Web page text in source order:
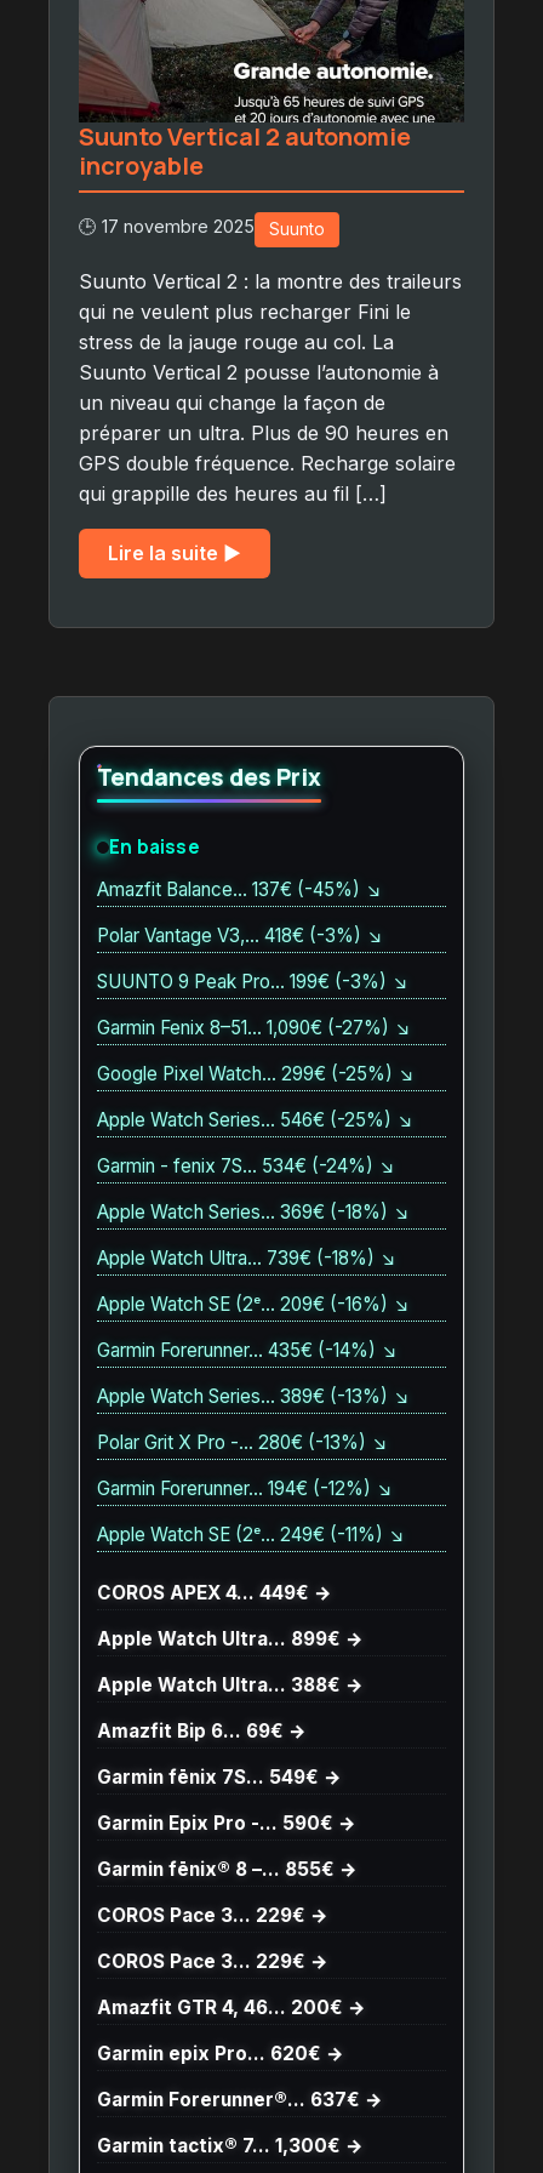
Suunto Vertical 2 autonomie
incroyable
🕒 17 novembre 2025 Suunto
Suunto Vertical 2 : la montre des traileurs
qui ne veulent plus recharger Fini le
stress de la jauge rouge au col. La
Suunto Vertical 2 pousse l’autonomie à
un niveau qui change la façon de
préparer un ultra. Plus de 90 heures en
GPS double fréquence. Recharge solaire
qui grappille des heures au fil […]
Lire la suite ▶︎
Tendances des Prix
En baisse
Amazfit Balance… 137€ (-45%) ↘
Polar Vantage V3,… 418€ (-3%) ↘
SUUNTO 9 Peak Pro… 199€ (-3%) ↘
Garmin Fenix 8–51… 1,090€ (-27%) ↘
Google Pixel Watch… 299€ (-25%) ↘
Apple Watch Series… 546€ (-25%) ↘
Garmin - fenix 7S… 534€ (-24%) ↘
Apple Watch Series… 369€ (-18%) ↘
Apple Watch Ultra… 739€ (-18%) ↘
Apple Watch SE (2ᵉ… 209€ (-16%) ↘
Garmin Forerunner… 435€ (-14%) ↘
Apple Watch Series… 389€ (-13%) ↘
Polar Grit X Pro -… 280€ (-13%) ↘
Garmin Forerunner… 194€ (-12%) ↘
Apple Watch SE (2ᵉ… 249€ (-11%) ↘
COROS APEX 4… 449€ →
Apple Watch Ultra… 899€ →
Apple Watch Ultra… 388€ →
Amazfit Bip 6… 69€ →
Garmin fēnix 7S… 549€ →
Garmin Epix Pro -… 590€ →
Garmin fēnix® 8 –… 855€ →
COROS Pace 3… 229€ →
COROS Pace 3… 229€ →
Amazfit GTR 4, 46… 200€ →
Garmin epix Pro… 620€ →
Garmin Forerunner®… 637€ →
Garmin tactix® 7… 1,300€ →